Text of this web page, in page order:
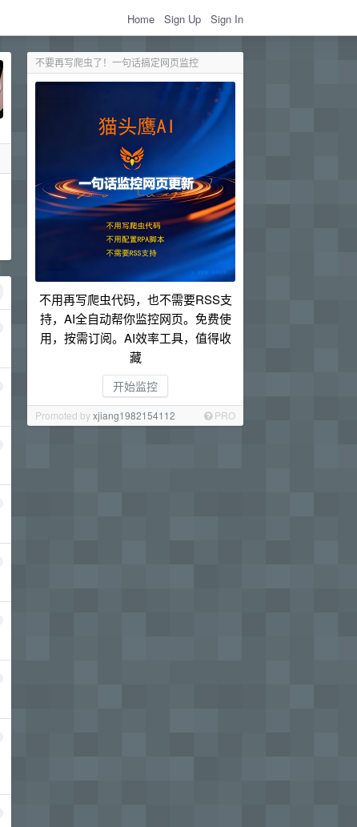
Home Sign Up Sign In
不要再写爬虫了！一句话搞定网页监控
不用再写爬虫代码，也不需要RSS支
持，AI全自动帮你监控网页。免费使
用，按需订阅。AI效率工具，值得收
藏
开始监控
Promoted byxjiang1982154112 PRO